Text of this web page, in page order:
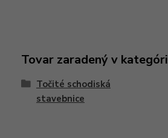
Tovar zaradený v
Točité schodiská
stavebnice